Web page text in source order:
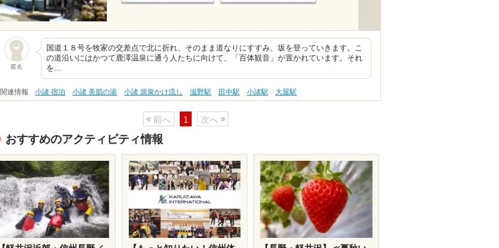
匿名
国道１８号を牧家の交差点で北に折れ、そのまま道なりにすすみ、坂を登っていきます。こ
の道沿いにはかつて鹿澤温泉に通う人たちに向けて、「百体観音」が置かれています。それ
を…
関連情報 小諸 宿泊 小諸 美肌の湯 小諸 源泉かけ流し 滋野駅 田中駅 小諸駅 大屋駅
前へ 1 次へ
おすすめのアクティビティ情報